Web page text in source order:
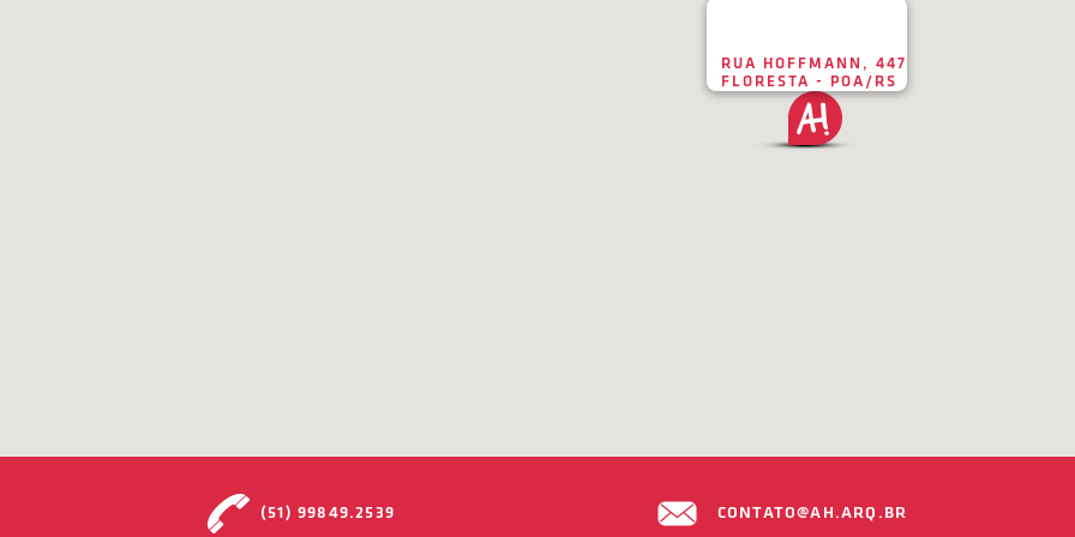
RUA HOFFMANN, 447
FLORESTA - POA/RS
(51) 99849.2539 CONTATO@AH.ARQ.BR